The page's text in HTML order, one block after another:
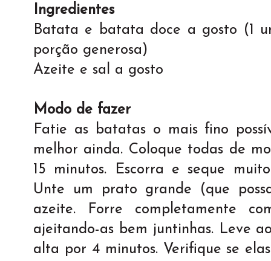
Ingredientes
Batata e batata doce a gosto (1
porção generosa)
Azeite e sal a gosto
Modo de fazer
Fatie as batatas o mais fino
melhor ainda. Coloque todas de
15 minutos. Escorra e seque
Unte um prato grande (que
azeite. Forre completamente
ajeitando-as bem juntinhas. Leve
alta por 4 minutos. Verifique se